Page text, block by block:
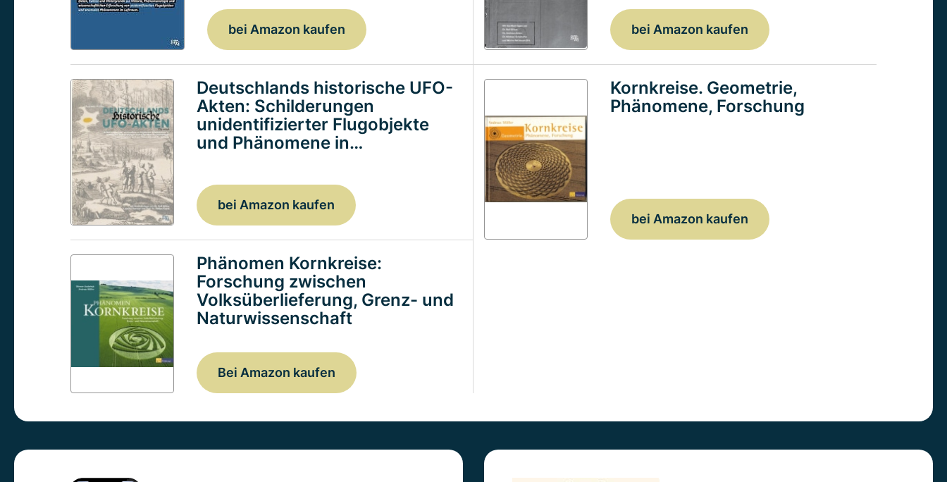
bei Amazon kaufen bei Amazon kaufen
Deutschlands historische UFO-
Akten: Schilderungen
unidentifizierter Flugobjekte
und Phänomene in…
bei Amazon kaufen
Kornkreise. Geometrie,
Phänomene, Forschung
bei Amazon kaufen
Phänomen Kornkreise:
Forschung zwischen
Volksüberlieferung, Grenz- und
Naturwissenschaft
Bei Amazon kaufen